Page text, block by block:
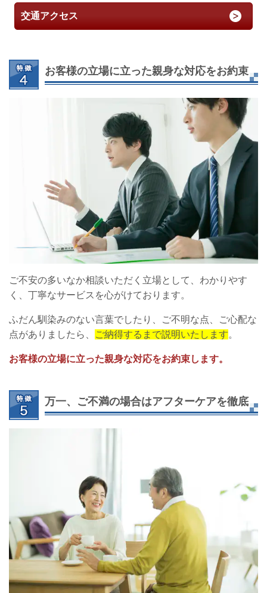
交通アクセス
お客様の立場に立った親身な対応をお約束
ご不安の多いなか相談いただく立場として、わかりやす
く、丁寧なサービスを心がけております。
ふだん馴染みのない言葉でしたり、ご不明な点、ご心配な
点がありましたら、
ご納得するまで説明いたします。
お客様の立場に立った親身な対応をお約束します。
万一、ご不満の場合はアフターケアを徹底